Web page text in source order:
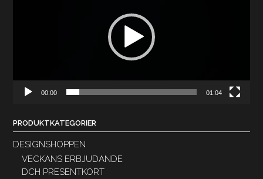
00:00 01:04
PRODUKTKATEGORIER
DESIGNSHOPPEN
VECKANS ERBJUDANDE
DCH PRESENTKORT